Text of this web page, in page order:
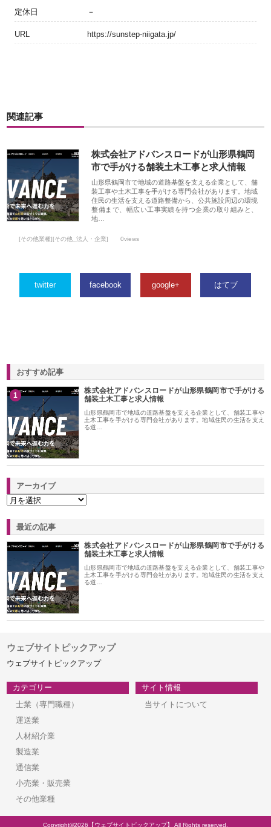
定休日 －
URL https://sunstep-niigata.jp/
関連記事
株式会社アドバンスロードが山形県鶴岡
市で手がける舗装土木工事と求人情報
山形県鶴岡市で地域の道路基盤を支える企業として、舗
装工事や土木工事を手がける専門会社があります。地域
住民の生活を支える道路整備から、公共施設周辺の環境
整備まで、幅広い工事実績を持つ企業の取り組みと、
地…
[その他業種][その他_法人・企業] 0views
twitter facebook google+ はてブ
おすすめ記事
1
株式会社アドバンスロードが山形県鶴岡市で手がける
舗装土木工事と求人情報
山形県鶴岡市で地域の道路基盤を支える企業として、舗装工事や
土木工事を手がける専門会社があります。地域住民の生活を支え
る道…
アーカイブ
最近の記事
株式会社アドバンスロードが山形県鶴岡市で手がける
舗装土木工事と求人情報
山形県鶴岡市で地域の道路基盤を支える企業として、舗装工事や
土木工事を手がける専門会社があります。地域住民の生活を支え
る道…
ウェブサイトピックアップ
ウェブサイトピックアップ
カテゴリー
士業（専門職種）
運送業
人材紹介業
製造業
通信業
小売業・販売業
その他業種
サイト情報
当サイトについて
Copyright©2026【ウェブサイトピックアップ】 All Rights reserved.